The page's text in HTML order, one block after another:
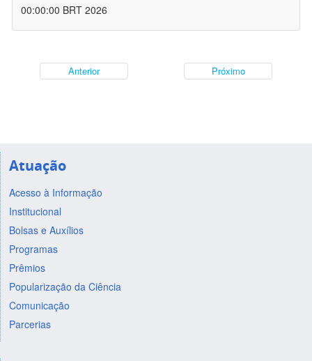
00:00:00 BRT 2026
Anterior Próximo
Atuação
Acesso à Informação
Institucional
Bolsas e Auxílios
Programas
Prêmios
Popularização da Ciência
Comunicação
Parcerias